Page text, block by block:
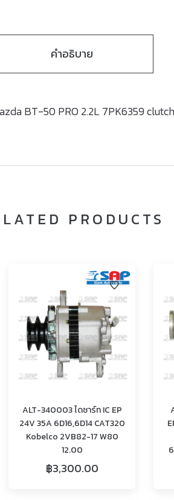
คำอธิบาย
BT-50 PRO 2.2L 7PK6359
PRODUCTS
ALT-340003 ไดชาร์ท IC EP
24V 35A 6D16,6D14 CAT320
Kobelco 2VB82-17 W80
12.00
฿3,300.00